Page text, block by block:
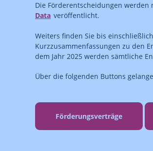
Die Förderentscheidungen werden
Data veröffentlicht.
Weiters finden Sie bis
Kurzzusammenfassungen zu den
dem Jahr 2025 werden sämtliche
Über die folgenden Buttons
Förderungsverträge